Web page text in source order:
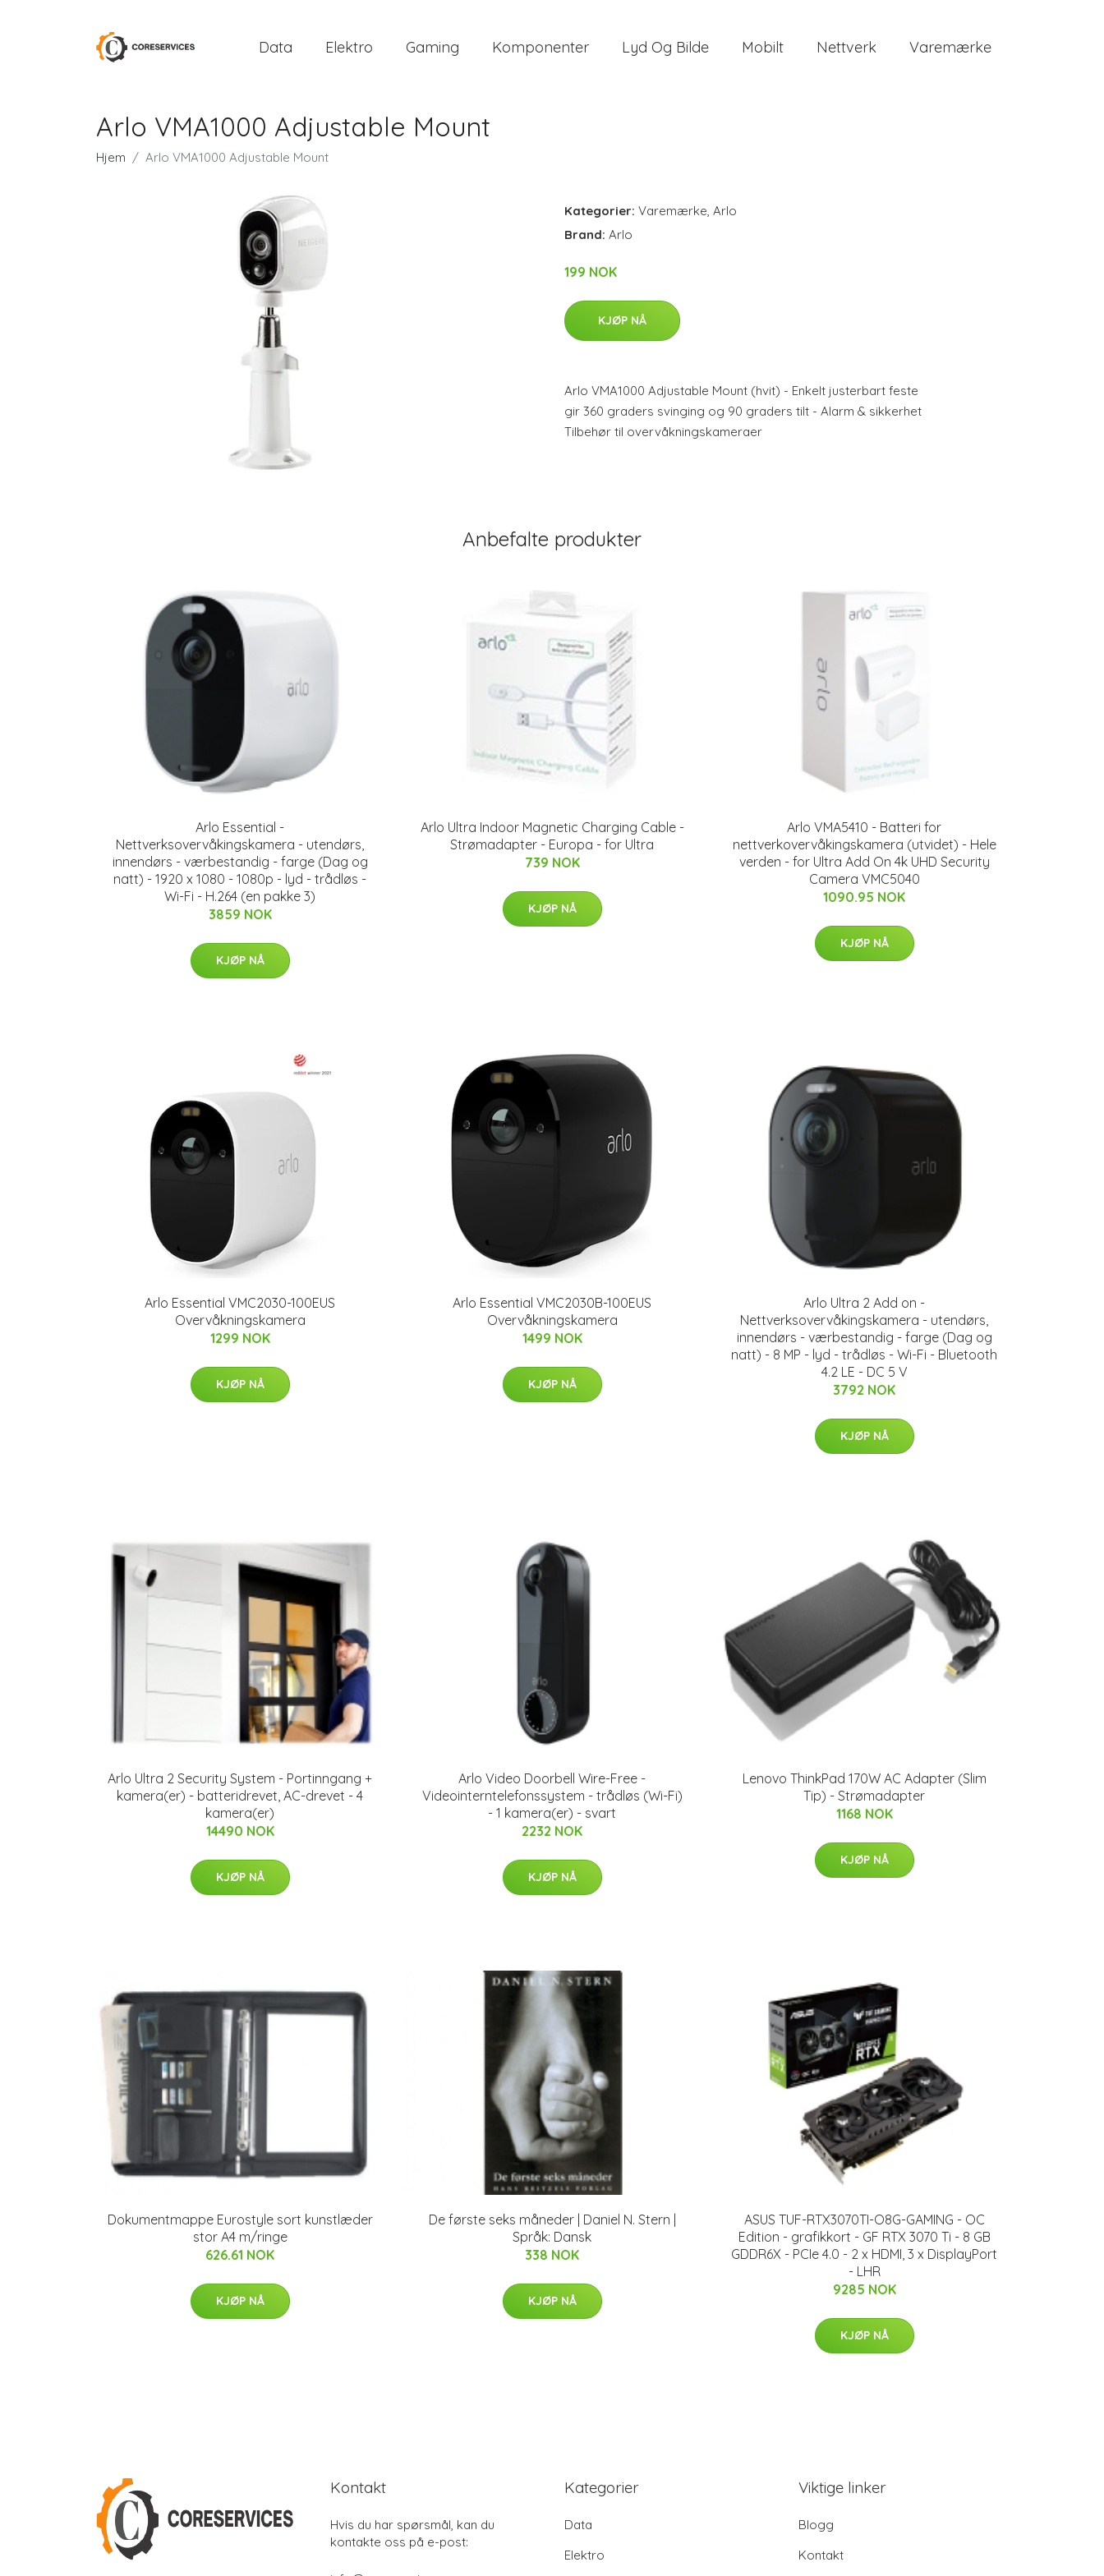
Data Elektro Gaming Komponenter Lyd Og Bilde Mobilt Nettverk Varemærke
Arlo VMA1000 Adjustable Mount
Hjem Arlo VMA1000 Adjustable Mount
Kategorier: Varemærke, Arlo
Brand: Arlo
199 NOK
KJØP NÅ
Arlo VMA1000 Adjustable Mount (hvit) - Enkelt justerbart feste
gir 360 graders svinging og 90 graders tilt - Alarm & sikkerhet
Tilbehør til overvåkningskameraer
Anbefalte produkter
Arlo Essential -
Nettverksovervåkingskamera - utendørs,
innendørs - værbestandig - farge (Dag og
natt) - 1920 x 1080 - 1080p - lyd - trådløs -
Wi-Fi - H.264 (en pakke 3)
3859 NOK
KJØP NÅ
Arlo Ultra Indoor Magnetic Charging Cable -
Strømadapter - Europa - for Ultra
739 NOK
KJØP NÅ
Arlo VMA5410 - Batteri for
nettverkovervåkingskamera (utvidet) - Hele
verden - for Ultra Add On 4k UHD Security
Camera VMC5040
1090.95 NOK
KJØP NÅ
Arlo Essential VMC2030-100EUS
Overvåkningskamera
1299 NOK
KJØP NÅ
Arlo Essential VMC2030B-100EUS
Overvåkningskamera
1499 NOK
KJØP NÅ
Arlo Ultra 2 Add on -
Nettverksovervåkingskamera - utendørs,
innendørs - værbestandig - farge (Dag og
natt) - 8 MP - lyd - trådløs - Wi-Fi - Bluetooth
4.2 LE - DC 5 V
3792 NOK
KJØP NÅ
Arlo Ultra 2 Security System - Portinngang +
kamera(er) - batteridrevet, AC-drevet - 4
kamera(er)
14490 NOK
KJØP NÅ
Arlo Video Doorbell Wire-Free -
Videointerntelefonssystem - trådløs (Wi-Fi)
- 1 kamera(er) - svart
2232 NOK
KJØP NÅ
Lenovo ThinkPad 170W AC Adapter (Slim
Tip) - Strømadapter
1168 NOK
KJØP NÅ
Dokumentmappe Eurostyle sort kunstlæder
stor A4 m/ringe
626.61 NOK
KJØP NÅ
De første seks måneder | Daniel N. Stern |
Språk: Dansk
338 NOK
KJØP NÅ
ASUS TUF-RTX3070TI-O8G-GAMING - OC
Edition - grafikkort - GF RTX 3070 Ti - 8 GB
GDDR6X - PCIe 4.0 - 2 x HDMI, 3 x DisplayPort
- LHR
9285 NOK
KJØP NÅ
Kontakt
Hvis du har spørsmål, kan du
kontakte oss på e-post:
Kategorier
Data
Elektro
Viktige linker
Blogg
Kontakt